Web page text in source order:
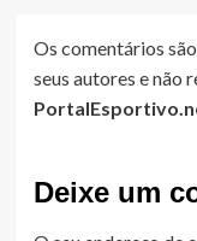
Os comentários
seus autores e não
Deixe um